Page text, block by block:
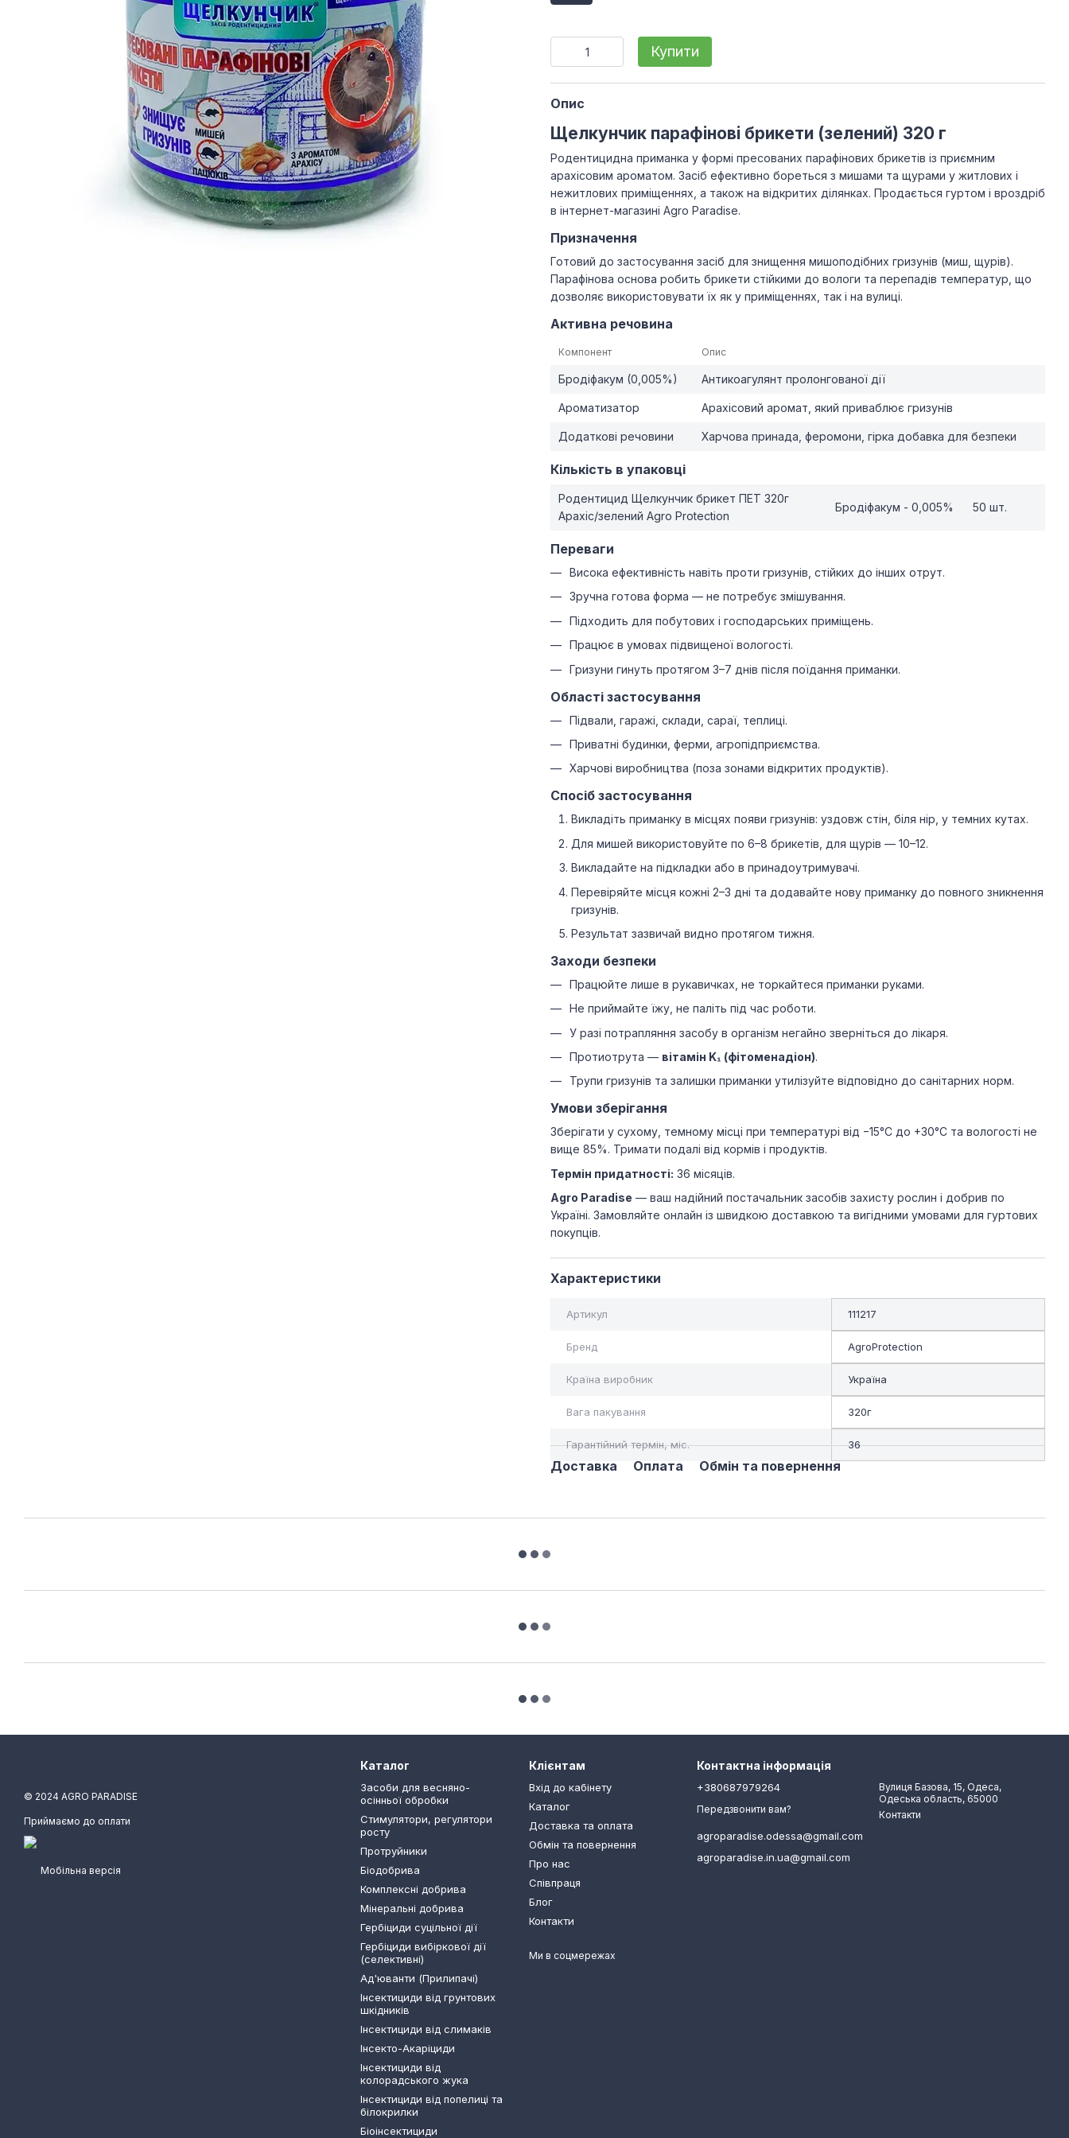
Купити
Опис
Щелкунчик парафінові брикети (зелений) 320 г
Родентицидна приманка у формі пресованих парафінових брикетів із приємним
арахісовим ароматом. Засіб ефективно бореться з мишами та щурами у житлових і
нежитлових приміщеннях, а також на відкритих ділянках. Продається гуртом і вроздріб
в інтернет-магазині Agro Paradise.
Призначення
Готовий до застосування засіб для знищення мишоподібних гризунів (миш, щурів).
Парафінова основа робить брикети стійкими до вологи та перепадів температур, що
дозволяє використовувати їх як у приміщеннях, так і на вулиці.
Активна речовина
Компонент Опис
Бродіфакум (0,005%) Антикоагулянт пролонгованої дії
Ароматизатор Арахісовий аромат, який приваблює гризунів
Додаткові речовини Харчова принада, феромони, гірка добавка для безпеки
Кількість в упаковці
Родентицид Щелкунчик брикет ПЕТ 320г
Арахіс/зелений Agro Protection
Бродіфакум - 0,005% 50 шт.
Переваги
Висока ефективність навіть проти гризунів, стійких до інших отрут.
Зручна готова форма — не потребує змішування.
Підходить для побутових і господарських приміщень.
Працює в умовах підвищеної вологості.
Гризуни гинуть протягом 3–7 днів після поїдання приманки.
Області застосування
Підвали, гаражі, склади, сараї, теплиці.
Приватні будинки, ферми, агропідприємства.
Харчові виробництва (поза зонами відкритих продуктів).
Спосіб застосування
Викладіть приманку в місцях появи гризунів: уздовж стін, біля нір, у темних кутах.
Для мишей використовуйте по 6–8 брикетів, для щурів — 10–12.
Викладайте на підкладки або в принадоутримувачі.
Перевіряйте місця кожні 2–3 дні та додавайте нову приманку до повного зникнення
гризунів.
Результат зазвичай видно протягом тижня.
Заходи безпеки
Працюйте лише в рукавичках, не торкайтеся приманки руками.
Не приймайте їжу, не паліть під час роботи.
У разі потрапляння засобу в організм негайно зверніться до лікаря.
Протиотрута — вітамін K₁ (фітоменадіон).
Трупи гризунів та залишки приманки утилізуйте відповідно до санітарних норм.
Умови зберігання
Зберігати у сухому, темному місці при температурі від −15°C до +30°C та вологості не
вище 85%. Тримати подалі від кормів і продуктів.
Термін придатності: 36 місяців.
Agro Paradise — ваш надійний постачальник засобів захисту рослин і добрив по
Україні. Замовляйте онлайн із швидкою доставкою та вигідними умовами для гуртових
покупців.
Характеристики
Артикул 111217
Бренд AgroProtection
Країна виробник Україна
Вага пакування 320г
Гарантійний термін, міс. 36
Доставка Оплата Обмін та повернення
© 2024 AGRO PARADISE
Приймаємо до оплати
Мобільна версія
Каталог
Засоби для весняно-
осінньої обробки
Стимулятори, регулятори
росту
Протруйники
Біодобрива
Комплексні добрива
Мінеральні добрива
Гербіциди суцільної дії
Гербіциди вибіркової дії
(селективні)
Ад'юванти (Прилипачі)
Інсектициди від грунтових
шкідників
Інсектициди від слимаків
Інсекто-Акаріциди
Інсектициди від
колорадського жука
Інсектициди від попелиці та
білокрилки
Біоінсектициди
Клієнтам
Вхід до кабінету
Каталог
Доставка та оплата
Обмін та повернення
Про нас
Співпраця
Блог
Контакти
Ми в соцмережах
Контактна інформація
+380687979264
Передзвонити вам?
agroparadise.odessa@gmail.com
agroparadise.in.ua@gmail.com
Вулиця Базова, 15, Одеса,
Одеська область, 65000
Контакти